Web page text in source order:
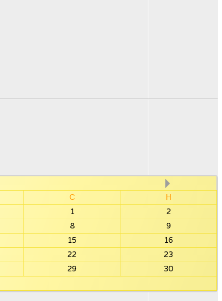
С
Н
1
2
8
9
15
16
22
23
29
30